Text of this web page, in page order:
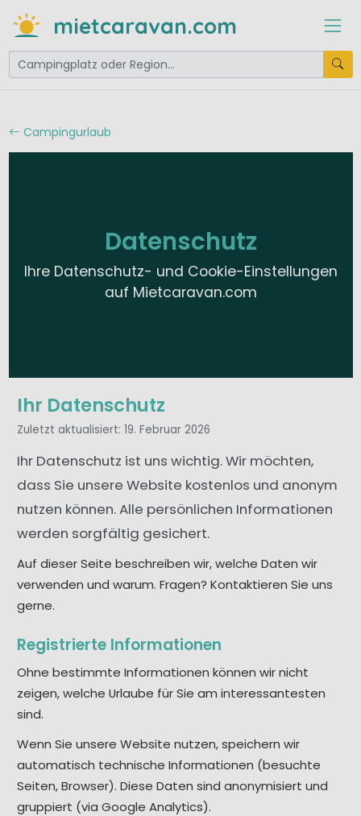
mietcaravan.com
Campingurlaub
Datenschutz
Ihre Datenschutz- und Cookie-Einstellungen
auf Mietcaravan.com
Ihr Datenschutz
Zuletzt aktualisiert: 19. Februar 2026
Ihr Datenschutz ist uns wichtig. Wir möchten,
dass Sie unsere Website kostenlos und anonym
nutzen können. Alle persönlichen Informationen
werden sorgfältig gesichert.
Auf dieser Seite beschreiben wir, welche Daten wir
verwenden und warum. Fragen? Kontaktieren Sie uns
gerne.
Registrierte Informationen
Ohne bestimmte Informationen können wir nicht
zeigen, welche Urlaube für Sie am interessantesten
sind.
Wenn Sie unsere Website nutzen, speichern wir
automatisch technische Informationen (besuchte
Seiten, Browser). Diese Daten sind anonymisiert und
gruppiert (via Google Analytics).